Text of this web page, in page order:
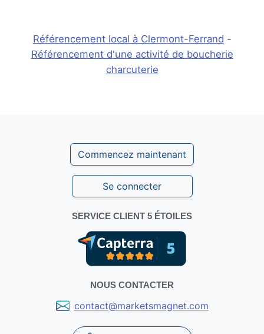
Référencement local à Clermont-Ferrand -
Référencement d'une activité de boucherie
charcuterie
Commencez maintenant
Se connecter
SERVICE CLIENT 5 ÉTOILES
NOUS CONTACTER
contact@marketsmagnet.com